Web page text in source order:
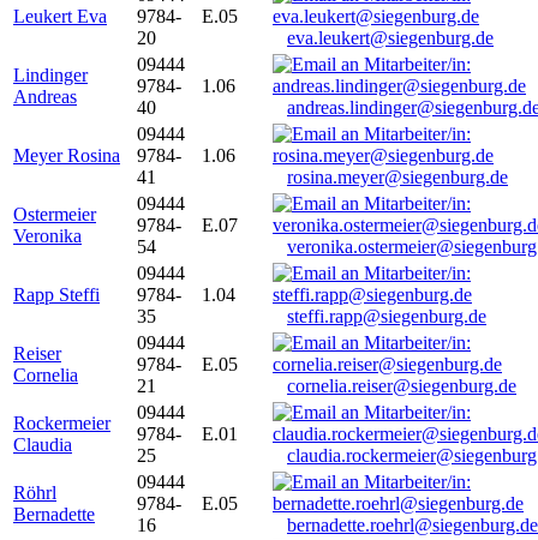
Leukert Eva
9784-
20
E.05
eva.leukert@siegenburg.de
Lindinger
Andreas
09444
9784-
40
1.06
Meyer Rosina
09444
9784-
41
1.06
rosina.meyer@siegenburg.de
Ostermeier
Veronika
09444
9784-
54
E.07
Rapp Steffi
09444
9784-
35
1.04
steffi.rapp@siegenburg.de
Reiser
Cornelia
09444
9784-
21
E.05
cornelia.reiser@siegenburg.de
Rockermeier
Claudia
09444
9784-
25
E.01
Röhrl
Bernadette
09444
9784-
16
E.05
bernadette.roehrl@siegenburg.de